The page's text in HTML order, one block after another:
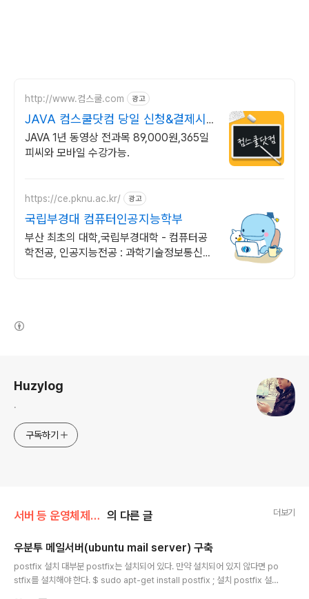
http://www.컴스쿨.com 광고
JAVA 컴스쿨닷컴 당일 신청&결제시
기프티콘!
JAVA 1년 동영상 전과목 89,000원,365일
피씨와 모바일 수강가능.
https://ce.pknu.ac.kr/ 광고
국립부경대 컴퓨터인공지능학부
부산 최초의 대학,국립부경대학 - 컴퓨터공
학전공, 인공지능전공 : 과학기술정보통신부
Huzylog
.
구독하기
서버 등 운영체제(OS) 의 다른 글 더보기
우분투 메일서버(ubuntu mail server) 구축
postfix 설치 대부분 postfix는 설치되어 있다. 만약 설치되어 있지 않다면 po
stfix를 설치해야 한다. $ sudo apt-get install postfix ; 설치 postfix 설